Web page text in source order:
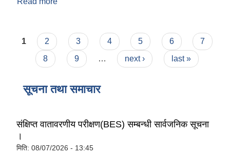
Pages
1 2 3 4 5 6
7
8
9 … next › last »
सूचना तथा समाचार
संक्षिप्त वातावरणीय परीक्षण(BES) सम्बन्धी सार्वजनिक सूचना
।
मिति: 08/07/2026 - 13:45